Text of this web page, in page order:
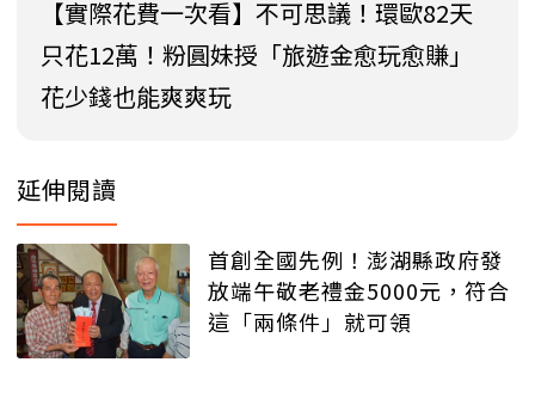
【實際花費一次看】不可思議！環歐82天
只花12萬！粉圓妹授「旅遊金愈玩愈賺」
花少錢也能爽爽玩
延伸閱讀
首創全國先例！澎湖縣政府發
放端午敬老禮金5000元，符合
這「兩條件」就可領